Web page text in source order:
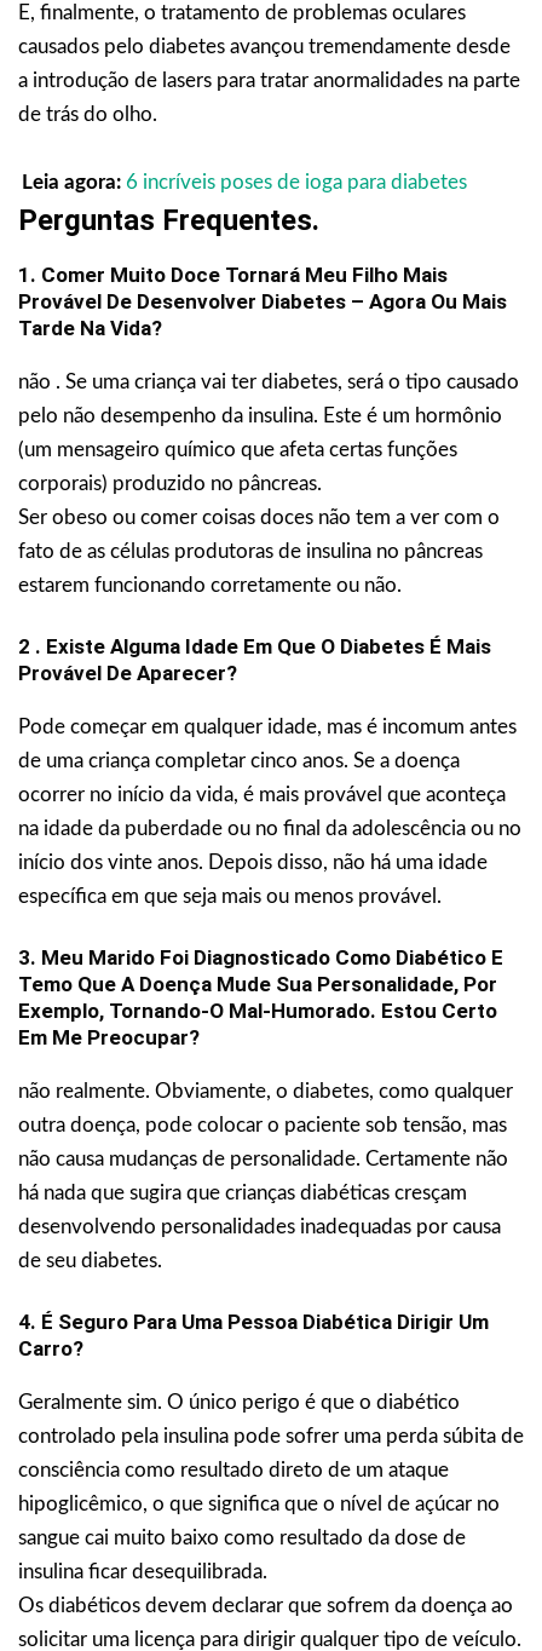
E, finalmente, o tratamento de problemas oculares
causados pelo diabetes avançou tremendamente desde
a introdução de lasers para tratar anormalidades na parte
de trás do olho.
Leia agora: 6 incríveis poses de ioga para diabetes
Perguntas Frequentes.
1. Comer Muito Doce Tornará Meu Filho Mais
Provável De Desenvolver Diabetes – Agora Ou Mais
Tarde Na Vida?
não . Se uma criança vai ter diabetes, será o tipo causado
pelo não desempenho da insulina. Este é um hormônio
(um mensageiro químico que afeta certas funções
corporais) produzido no pâncreas.
Ser obeso ou comer coisas doces não tem a ver com o
fato de as células produtoras de insulina no pâncreas
estarem funcionando corretamente ou não.
2 . Existe Alguma Idade Em Que O Diabetes É Mais
Provável De Aparecer?
Pode começar em qualquer idade, mas é incomum antes
de uma criança completar cinco anos. Se a doença
ocorrer no início da vida, é mais provável que aconteça
na idade da puberdade ou no final da adolescência ou no
início dos vinte anos. Depois disso, não há uma idade
específica em que seja mais ou menos provável.
3. Meu Marido Foi Diagnosticado Como Diabético E
Temo Que A Doença Mude Sua Personalidade, Por
Exemplo, Tornando-O Mal-Humorado. Estou Certo
Em Me Preocupar?
não realmente. Obviamente, o diabetes, como qualquer
outra doença, pode colocar o paciente sob tensão, mas
não causa mudanças de personalidade. Certamente não
há nada que sugira que crianças diabéticas cresçam
desenvolvendo personalidades inadequadas por causa
de seu diabetes.
4. É Seguro Para Uma Pessoa Diabética Dirigir Um
Carro?
Geralmente sim. O único perigo é que o diabético
controlado pela insulina pode sofrer uma perda súbita de
consciência como resultado direto de um ataque
hipoglicêmico, o que significa que o nível de açúcar no
sangue cai muito baixo como resultado da dose de
insulina ficar desequilibrada.
Os diabéticos devem declarar que sofrem da doença ao
solicitar uma licença para dirigir qualquer tipo de veículo.